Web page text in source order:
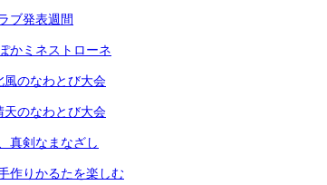
ブ発表週間
かミネストローネ
風のなわとび大会
天のなわとび大会
真剣なまなざし
作りかるたを楽しむ